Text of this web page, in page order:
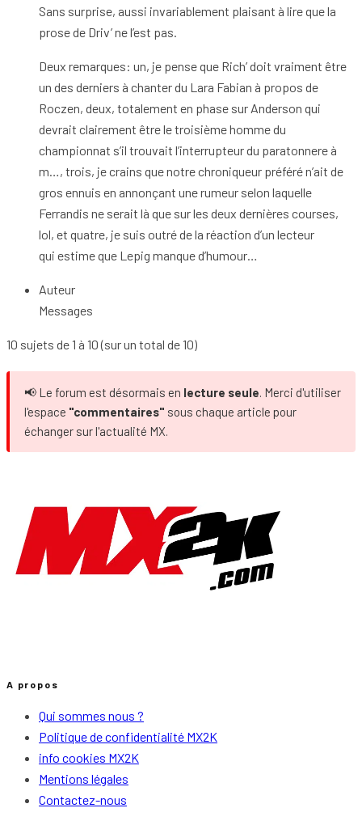
Sans surprise, aussi invariablement plaisant à lire que la
prose de Driv’ ne l’est pas.
Deux remarques: un, je pense que Rich’ doit vraiment être
un des derniers à chanter du Lara Fabian à propos de
Roczen, deux, totalement en phase sur Anderson qui
devrait clairement être le troisième homme du
championnat s’il trouvait l’interrupteur du paratonnere à
m…, trois, je crains que notre chroniqueur préféré n’ait de
gros ennuis en annonçant une rumeur selon laquelle
Ferrandis ne serait là que sur les deux dernières courses,
lol, et quatre, je suis outré de la réaction d’un lecteur
qui estime que Lepig manque d’humour…
Auteur
Messages
10 sujets de 1 à 10 (sur un total de 10)
📢 Le forum est désormais en lecture seule. Merci d'utiliser
l'espace "commentaires" sous chaque article pour
échanger sur l'actualité MX.
A propos
Qui sommes nous ?
Politique de confidentialité MX2K
info cookies MX2K
Mentions légales
Contactez-nous